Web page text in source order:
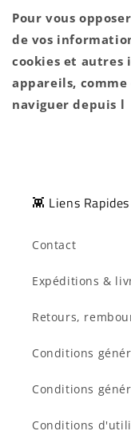
Pour vous
de vos
cookies et autres
appareils, comme
naviguer depuis l
👾 Liens Rapides
Contact
Expéditions &
Retours,
Conditions
Conditions
Conditions
Connectez-
afficher vos